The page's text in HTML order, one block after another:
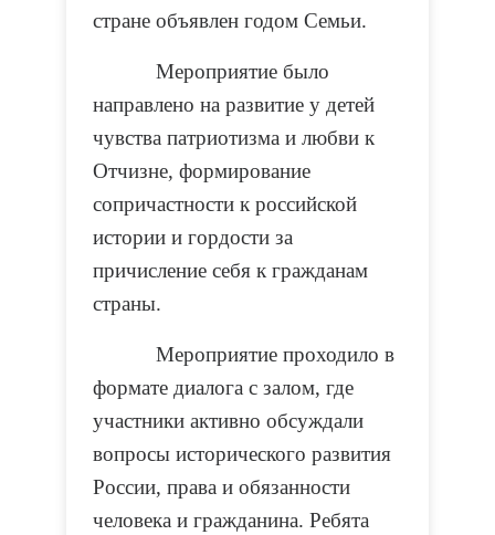
стране объявлен годом Семьи.
Мероприятие было
направлено на развитие у детей
чувства патриотизма и любви к
Отчизне, формирование
сопричастности к российской
истории и гордости за
причисление себя к гражданам
страны.
Мероприятие проходило в
формате диалога с залом, где
участники активно обсуждали
вопросы исторического развития
России, права и обязанности
человека и гражданина. Ребята